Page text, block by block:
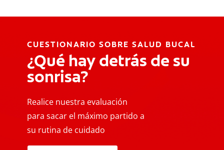
CUESTIONARIO SOBRE SALUD BUCAL
¿Qué hay detrás de su
sonrisa?
Realice nuestra evaluación
para sacar el máximo partido a
su rutina de cuidado